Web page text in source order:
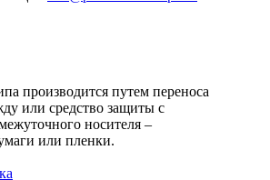
производится путем переноса
или средство защиты с
носителя –
или пленки.